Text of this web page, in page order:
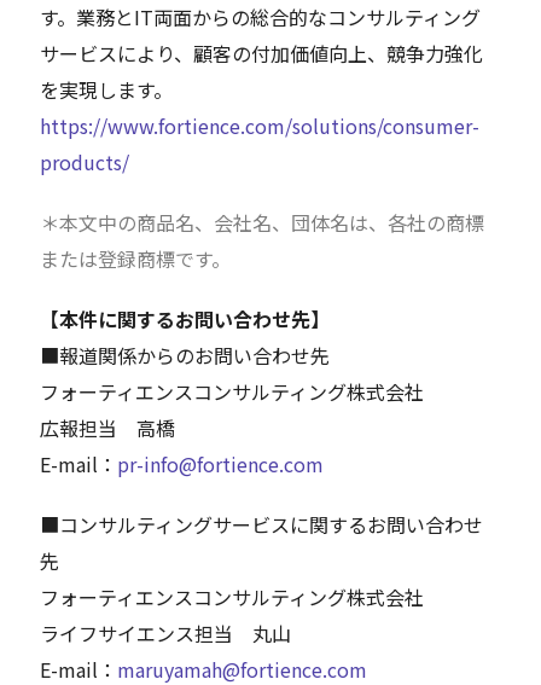
す。業務とIT両面からの総合的なコンサルティング
サービスにより、顧客の付加価値向上、競争力強化
を実現します。
https://www.fortience.com/solutions/consumer-
products/
＊本文中の商品名、会社名、団体名は、各社の商標
または登録商標です。
【本件に関するお問い合わせ先】
■報道関係からのお問い合わせ先
フォーティエンスコンサルティング株式会社
広報担当 高橋
E-mail： pr-info@fortience.com
■コンサルティングサービスに関するお問い合わせ
先
フォーティエンスコンサルティング株式会社
ライフサイエンス担当 丸山
E-mail： maruyamah@fortience.com